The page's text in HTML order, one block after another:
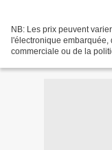
NB: Les prix peuvent
l'électronique
commerciale ou de la